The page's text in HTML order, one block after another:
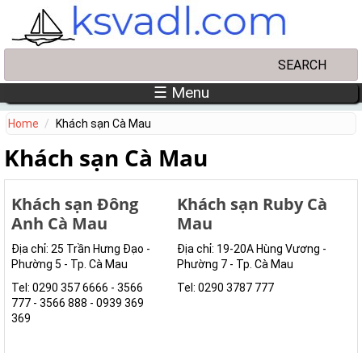
Skip to main content
☰ Menu
Home Khách sạn Cà Mau
Khách sạn Cà Mau
Khách sạn Đông
Anh Cà Mau
Địa chỉ: 25 Trần Hưng Đạo -
Phường 5 - Tp. Cà Mau
Tel: 0290 357 6666 - 3566
777 - 3566 888 - 0939 369
369
Khách sạn Ruby Cà
Mau
Địa chỉ: 19-20A Hùng Vương -
Phường 7 - Tp. Cà Mau
Tel: 0290 3787 777